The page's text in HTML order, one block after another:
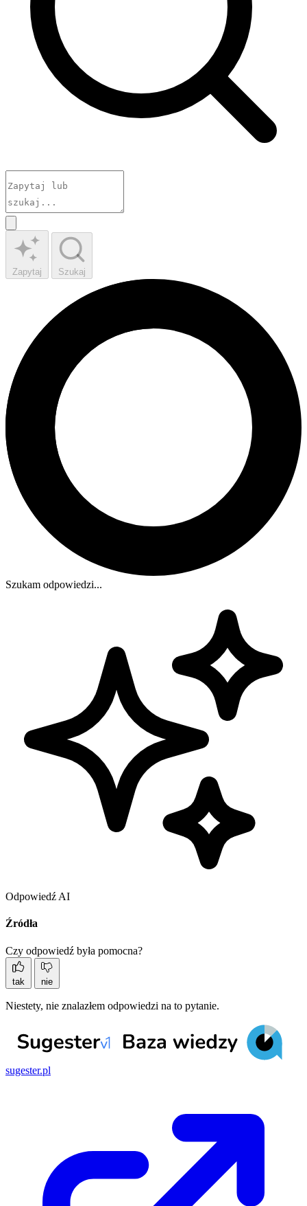
Zapytaj Szukaj
Szukam odpowiedzi...
Odpowiedź AI
Źródła
Czy odpowiedź była pomocna?
tak nie
Niestety, nie znalazłem odpowiedzi na to pytanie.
sugester.pl